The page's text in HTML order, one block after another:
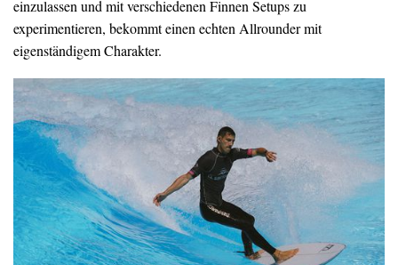
einzulassen und mit verschiedenen Finnen Setups zu
experimentieren, bekommt einen echten Allrounder mit
eigenständigem Charakter.